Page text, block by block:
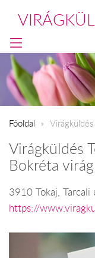
Főoldal Virágküldés
Virágküldés
Bokréta
3910 Tokaj, Tarcali
https://